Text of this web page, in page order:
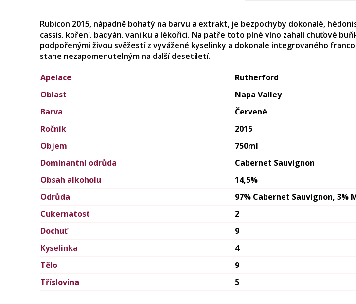
Apelace
Rutherford
Oblast
Napa Valley
Barva
Červené
Ročník
2015
Objem
750ml
Dominantní odrůda
Cabernet Sauvignon
Obsah alkoholu
14,5%
Odrůda
97% Cabernet Sauvignon, 3%
Cukernatost
2
Dochuť
9
Kyselinka
4
Tělo
9
Tříslovina
5
Rubicon 2015, nápadně bohatý na barvu a extrakt, je bezpochyby dokonalé,
cassis, koření, badyán, vanilku a lékořici. Na patře toto plné víno zahalí chuťové
podpořenými živou svěžestí z vyvážené kyselinky a dokonale integrovaného
stane nezapomenutelným na další desetiletí.